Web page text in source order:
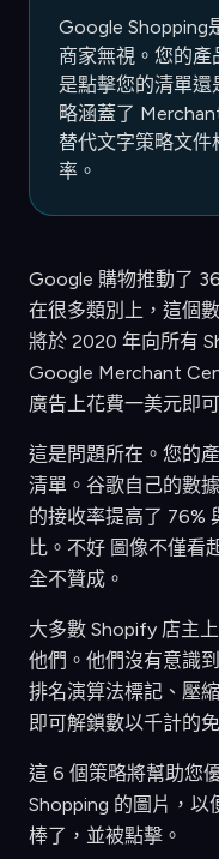
Google Shopping
商家無視。您的
是點擊您的清單
略涵蓋了
替代文字策略文
率。
Google 購物推動了
在很多類別上，這個
將於 2020 年向所有
Google Merchant
廣告上花費一美元即
這是問題所在。您的
清單。谷歌自己的數
的接收率提高了 76%
比。不好 圖像不僅看
全不贊成。
大多數 Shopify 店主
他們。他們沒有意識
排名演算法標記、壓
即可解鎖數以千計的
這 6 個策略將幫助您
Shopping 的圖片，以
棒了，並被點擊。